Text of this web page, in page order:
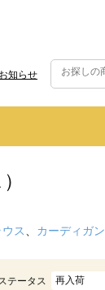
知らせ
ス カーディガン
テータス 再入荷